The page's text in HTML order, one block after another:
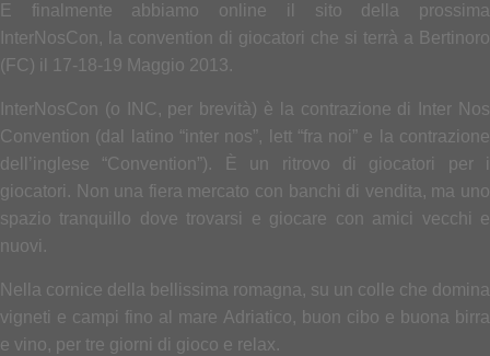
E finalmente abbiamo online il sito della prossima
InterNosCon, la convention di giocatori che si terrà a Bertinoro
(FC) il 17-18-19 Maggio 2013.
InterNosCon (o INC, per brevità) è la contrazione di Inter Nos
Convention (dal latino “inter nos”, lett “fra noi” e la contrazione
dell’inglese “Convention”). È un ritrovo di giocatori per i
giocatori. Non una fiera mercato con banchi di vendita, ma uno
spazio tranquillo dove trovarsi e giocare con amici vecchi e
nuovi.
Nella cornice della bellissima romagna, su un colle che domina
vigneti e campi fino al mare Adriatico, buon cibo e buona birra
e vino, per tre giorni di gioco e relax.